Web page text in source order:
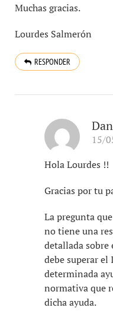
Muchas gracias.
Lourdes Salmerón
RESPONDER
15/
Hola Lourdes !!
Gracias por tu
La pregunta
no tiene una
detallada sobre
debe superar el
determinada
normativa que
dicha ayuda.